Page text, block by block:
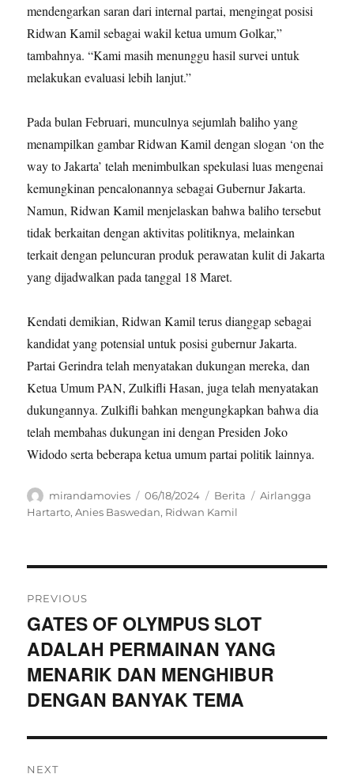
mendengarkan saran dari internal partai, mengingat posisi
Ridwan Kamil sebagai wakil ketua umum Golkar,”
tambahnya. “Kami masih menunggu hasil survei untuk
melakukan evaluasi lebih lanjut.”
Pada bulan Februari, munculnya sejumlah baliho yang
menampilkan gambar Ridwan Kamil dengan slogan ‘on the
way to Jakarta’ telah menimbulkan spekulasi luas mengenai
kemungkinan pencalonannya sebagai Gubernur Jakarta.
Namun, Ridwan Kamil menjelaskan bahwa baliho tersebut
tidak berkaitan dengan aktivitas politiknya, melainkan
terkait dengan peluncuran produk perawatan kulit di Jakarta
yang dijadwalkan pada tanggal 18 Maret.
Kendati demikian, Ridwan Kamil terus dianggap sebagai
kandidat yang potensial untuk posisi gubernur Jakarta.
Partai Gerindra telah menyatakan dukungan mereka, dan
Ketua Umum PAN, Zulkifli Hasan, juga telah menyatakan
dukungannya. Zulkifli bahkan mengungkapkan bahwa dia
telah membahas dukungan ini dengan Presiden Joko
Widodo serta beberapa ketua umum partai politik lainnya.
Author
mirandamovies
Posted
on
06/18/2024 Categories
Berita Tags
Airlangga
Hartarto,Anies Baswedan, Ridwan Kamil
pos
PREVIOUS
Previous
post:
GATES OF OLYMPUS SLOT
ADALAH PERMAINAN YANG
MENARIK DAN MENGHIBUR
DENGAN BANYAK TEMA
NEXT